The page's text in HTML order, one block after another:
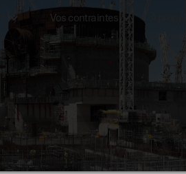
Vos contraintes